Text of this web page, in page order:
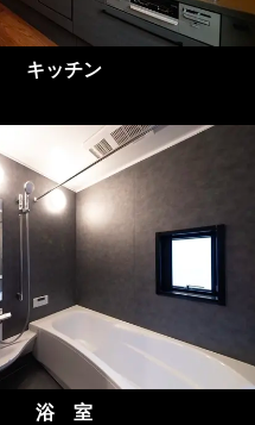
キッチン
浴 室